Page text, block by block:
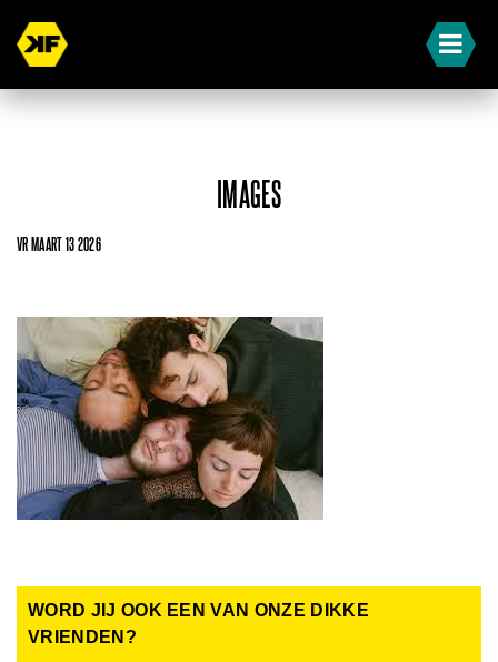
IMAGES
VR MAART 13 2026
WORD JIJ OOK EEN VAN ONZE DIKKE
VRIENDEN?